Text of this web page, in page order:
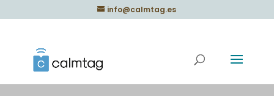
info@calmtag.es